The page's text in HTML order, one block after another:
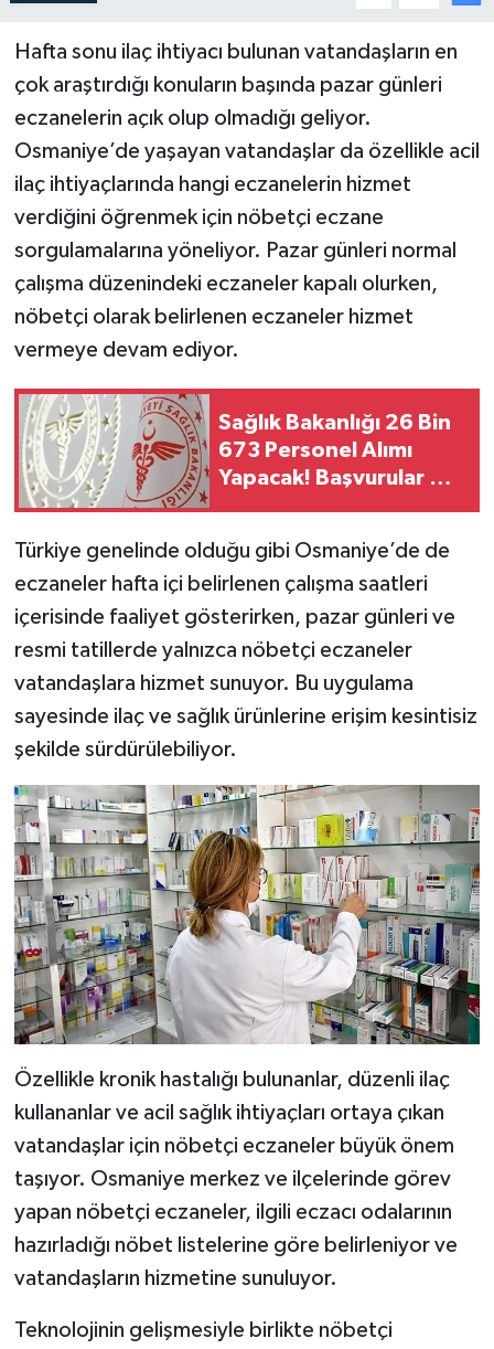
Hafta sonu ilaç ihtiyacı bulunan vatandaşların en
çok araştırdığı konuların başında pazar günleri
eczanelerin açık olup olmadığı geliyor.
Osmaniye’de yaşayan vatandaşlar da özellikle acil
ilaç ihtiyaçlarında hangi eczanelerin hizmet
verdiğini öğrenmek için nöbetçi eczane
sorgulamalarına yöneliyor. Pazar günleri normal
çalışma düzenindeki eczaneler kapalı olurken,
nöbetçi olarak belirlenen eczaneler hizmet
vermeye devam ediyor.
Sağlık Bakanlığı 26 Bin
673 Personel Alımı
Yapacak! Başvurular Ne
Türkiye genelinde olduğu gibi Osmaniye’de de
eczaneler hafta içi belirlenen çalışma saatleri
içerisinde faaliyet gösterirken, pazar günleri ve
resmi tatillerde yalnızca nöbetçi eczaneler
vatandaşlara hizmet sunuyor. Bu uygulama
sayesinde ilaç ve sağlık ürünlerine erişim kesintisiz
şekilde sürdürülebiliyor.
Özellikle kronik hastalığı bulunanlar, düzenli ilaç
kullananlar ve acil sağlık ihtiyaçları ortaya çıkan
vatandaşlar için nöbetçi eczaneler büyük önem
taşıyor. Osmaniye merkez ve ilçelerinde görev
yapan nöbetçi eczaneler, ilgili eczacı odalarının
hazırladığı nöbet listelerine göre belirleniyor ve
vatandaşların hizmetine sunuluyor.
Teknolojinin gelişmesiyle birlikte nöbetçi